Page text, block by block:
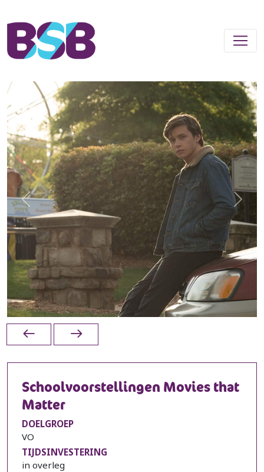
Previous Next
Schoolvoorstellingen Movies that
Matter
DOELGROEP
VO
TIJDSINVESTERING
in overleg